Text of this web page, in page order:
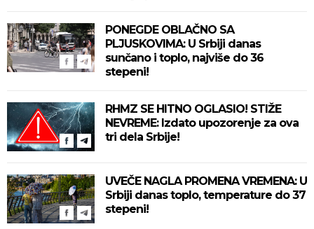
PONEGDE OBLAČNO SA
PLJUSKOVIMA: U Srbiji danas
sunčano i toplo, najviše do 36
stepeni!
RHMZ SE HITNO OGLASIO! STIŽE
NEVREME: Izdato upozorenje za ova
tri dela Srbije!
UVEČE NAGLA PROMENA VREMENA: U
Srbiji danas toplo, temperature do 37
stepeni!